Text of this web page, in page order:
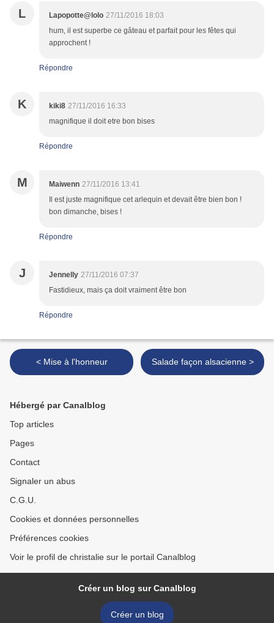
L Lapopotte@lolo 27/11/2016 18:03
hum, il est superbe ce gâteau et parfait pour les fêtes qui
approchent !
Répondre
K kiki8 27/11/2016 16:33
magnifique il doit etre bon bises
Répondre
M Maiwenn 27/11/2016 13:41
Il est juste magnifique cet arlequin et devait être bien bon !
bon dimanche, bises !
Répondre
J Jennelly 27/11/2016 07:37
Fastidieux, mais ça doit vraiment être bon
Répondre
< Mise à l'honneur Salade façon alsacienne >
Hébergé par Canalblog
Top articles
Pages
Contact
Signaler un abus
C.G.U.
Cookies et données personnelles
Préférences cookies
Voir le profil de christalie sur le portail Canalblog
Créer un blog sur Canalblog
Créer un blog